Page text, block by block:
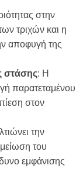
στην
τριχών και η
αποφυγή της
στάσης: Η
παρατεταμένου
στον
την
του
εμφάνισης